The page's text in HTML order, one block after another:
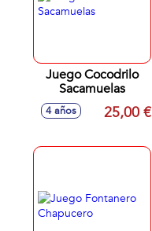
Juego Cocodrilo
Sacamuelas
4 años 25,00 €